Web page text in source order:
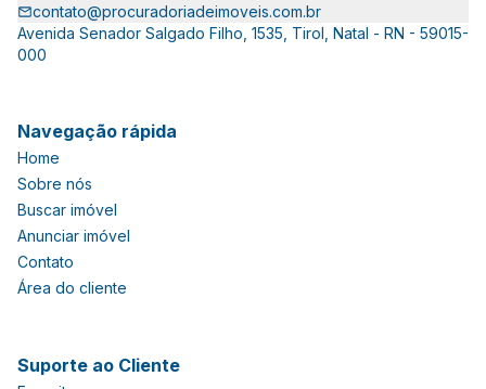
contato@procuradoriadeimoveis.com.br
Avenida Senador Salgado Filho, 1535, Tirol, Natal - RN - 59015-
000
Navegação rápida
Home
Sobre nós
Buscar imóvel
Anunciar imóvel
Contato
Área do cliente
Suporte ao Cliente